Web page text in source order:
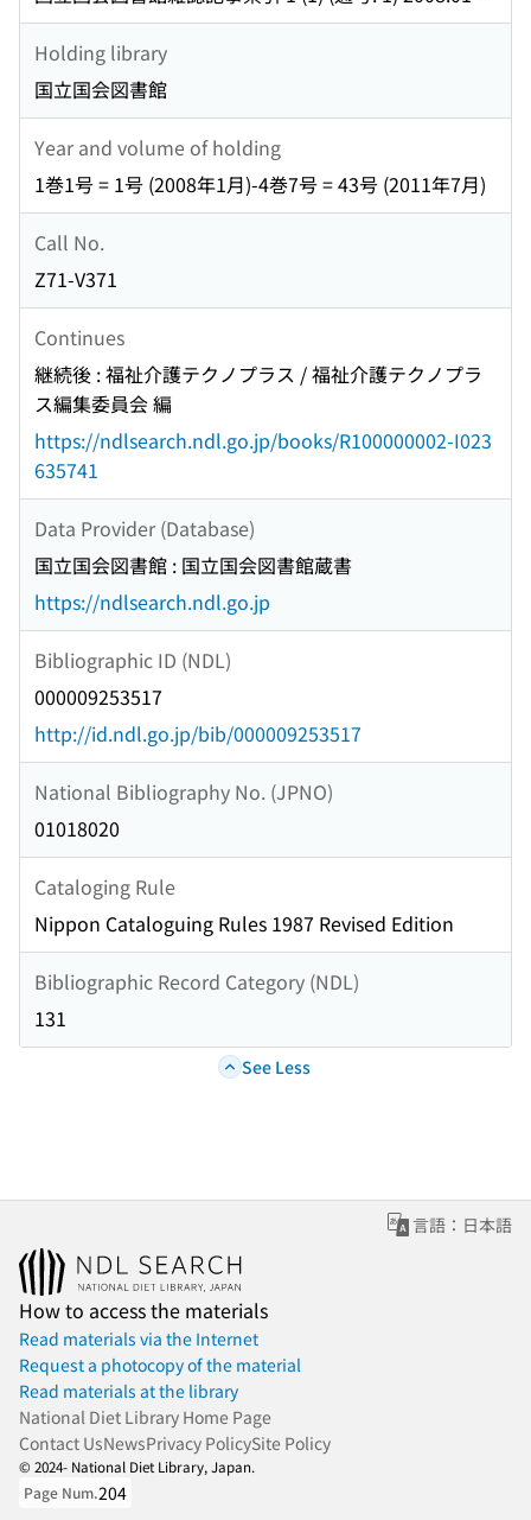
Holding library
国立国会図書館
Year and volume of holding
1巻1号 = 1号 (2008年1月)-4巻7号 = 43号 (2011年7月)
Call No.
Z71-V371
Continues
継続後 : 福祉介護テクノプラス / 福祉介護テクノプラ
ス編集委員会 編
https://ndlsearch.ndl.go.jp/books/R100000002-I023
635741
Data Provider (Database)
国立国会図書館 : 国立国会図書館蔵書
https://ndlsearch.ndl.go.jp
Bibliographic ID (NDL)
000009253517
http://id.ndl.go.jp/bib/000009253517
National Bibliography No. (JPNO)
01018020
Cataloging Rule
Nippon Cataloguing Rules 1987 Revised Edition
Bibliographic Record Category (NDL)
131
See Less
言語：日本語
How to access the materials
Read materials via the Internet
Request a photocopy of the material
Read materials at the library
National Diet Library Home Page
Contact UsNewsPrivacy PolicySite Policy
© 2024- National Diet Library, Japan.
Page Num.204